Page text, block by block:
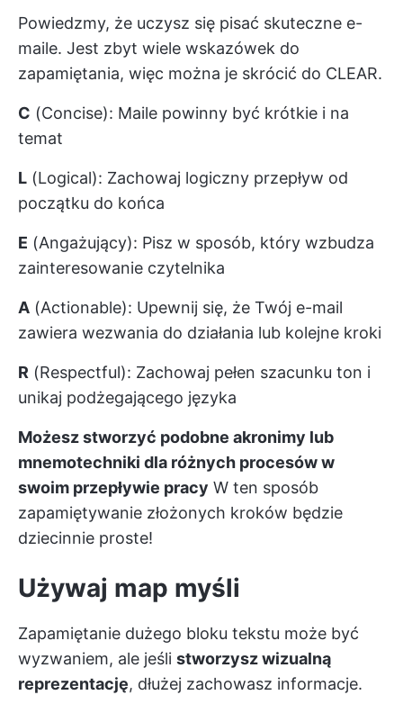
Powiedzmy, że uczysz się pisać skuteczne e-
maile. Jest zbyt wiele wskazówek do
zapamiętania, więc można je skrócić do CLEAR.
C (Concise): Maile powinny być krótkie i na
temat
L (Logical): Zachowaj logiczny przepływ od
początku do końca
E (Angażujący): Pisz w sposób, który wzbudza
zainteresowanie czytelnika
A (Actionable): Upewnij się, że Twój e-mail
zawiera wezwania do działania lub kolejne kroki
R (Respectful): Zachowaj pełen szacunku ton i
unikaj podżegającego języka
Możesz stworzyć podobne akronimy lub
mnemotechniki dla różnych procesów w
swoim przepływie pracy W ten sposób
zapamiętywanie złożonych kroków będzie
dziecinnie proste!
Używaj map myśli
Zapamiętanie dużego bloku tekstu może być
wyzwaniem, ale jeśli stworzysz wizualną
reprezentację, dłużej zachowasz informacje.